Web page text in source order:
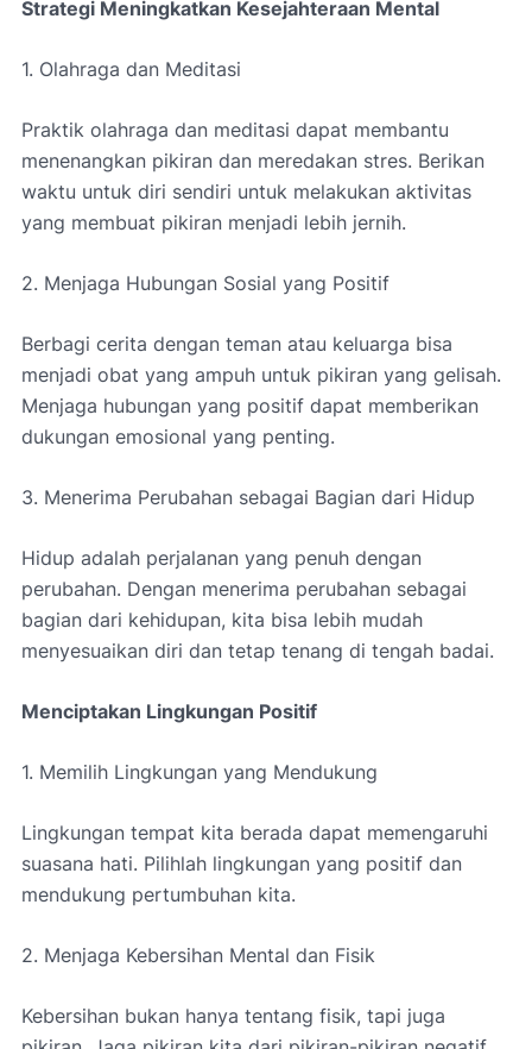
Strategi Meningkatkan Kesejahteraan Mental
1. Olahraga dan Meditasi
Praktik olahraga dan meditasi dapat membantu
menenangkan pikiran dan meredakan stres. Berikan
waktu untuk diri sendiri untuk melakukan aktivitas
yang membuat pikiran menjadi lebih jernih.
2. Menjaga Hubungan Sosial yang Positif
Berbagi cerita dengan teman atau keluarga bisa
menjadi obat yang ampuh untuk pikiran yang gelisah.
Menjaga hubungan yang positif dapat memberikan
dukungan emosional yang penting.
3. Menerima Perubahan sebagai Bagian dari Hidup
Hidup adalah perjalanan yang penuh dengan
perubahan. Dengan menerima perubahan sebagai
bagian dari kehidupan, kita bisa lebih mudah
menyesuaikan diri dan tetap tenang di tengah badai.
Menciptakan Lingkungan Positif
1. Memilih Lingkungan yang Mendukung
Lingkungan tempat kita berada dapat memengaruhi
suasana hati. Pilihlah lingkungan yang positif dan
mendukung pertumbuhan kita.
2. Menjaga Kebersihan Mental dan Fisik
Kebersihan bukan hanya tentang fisik, tapi juga